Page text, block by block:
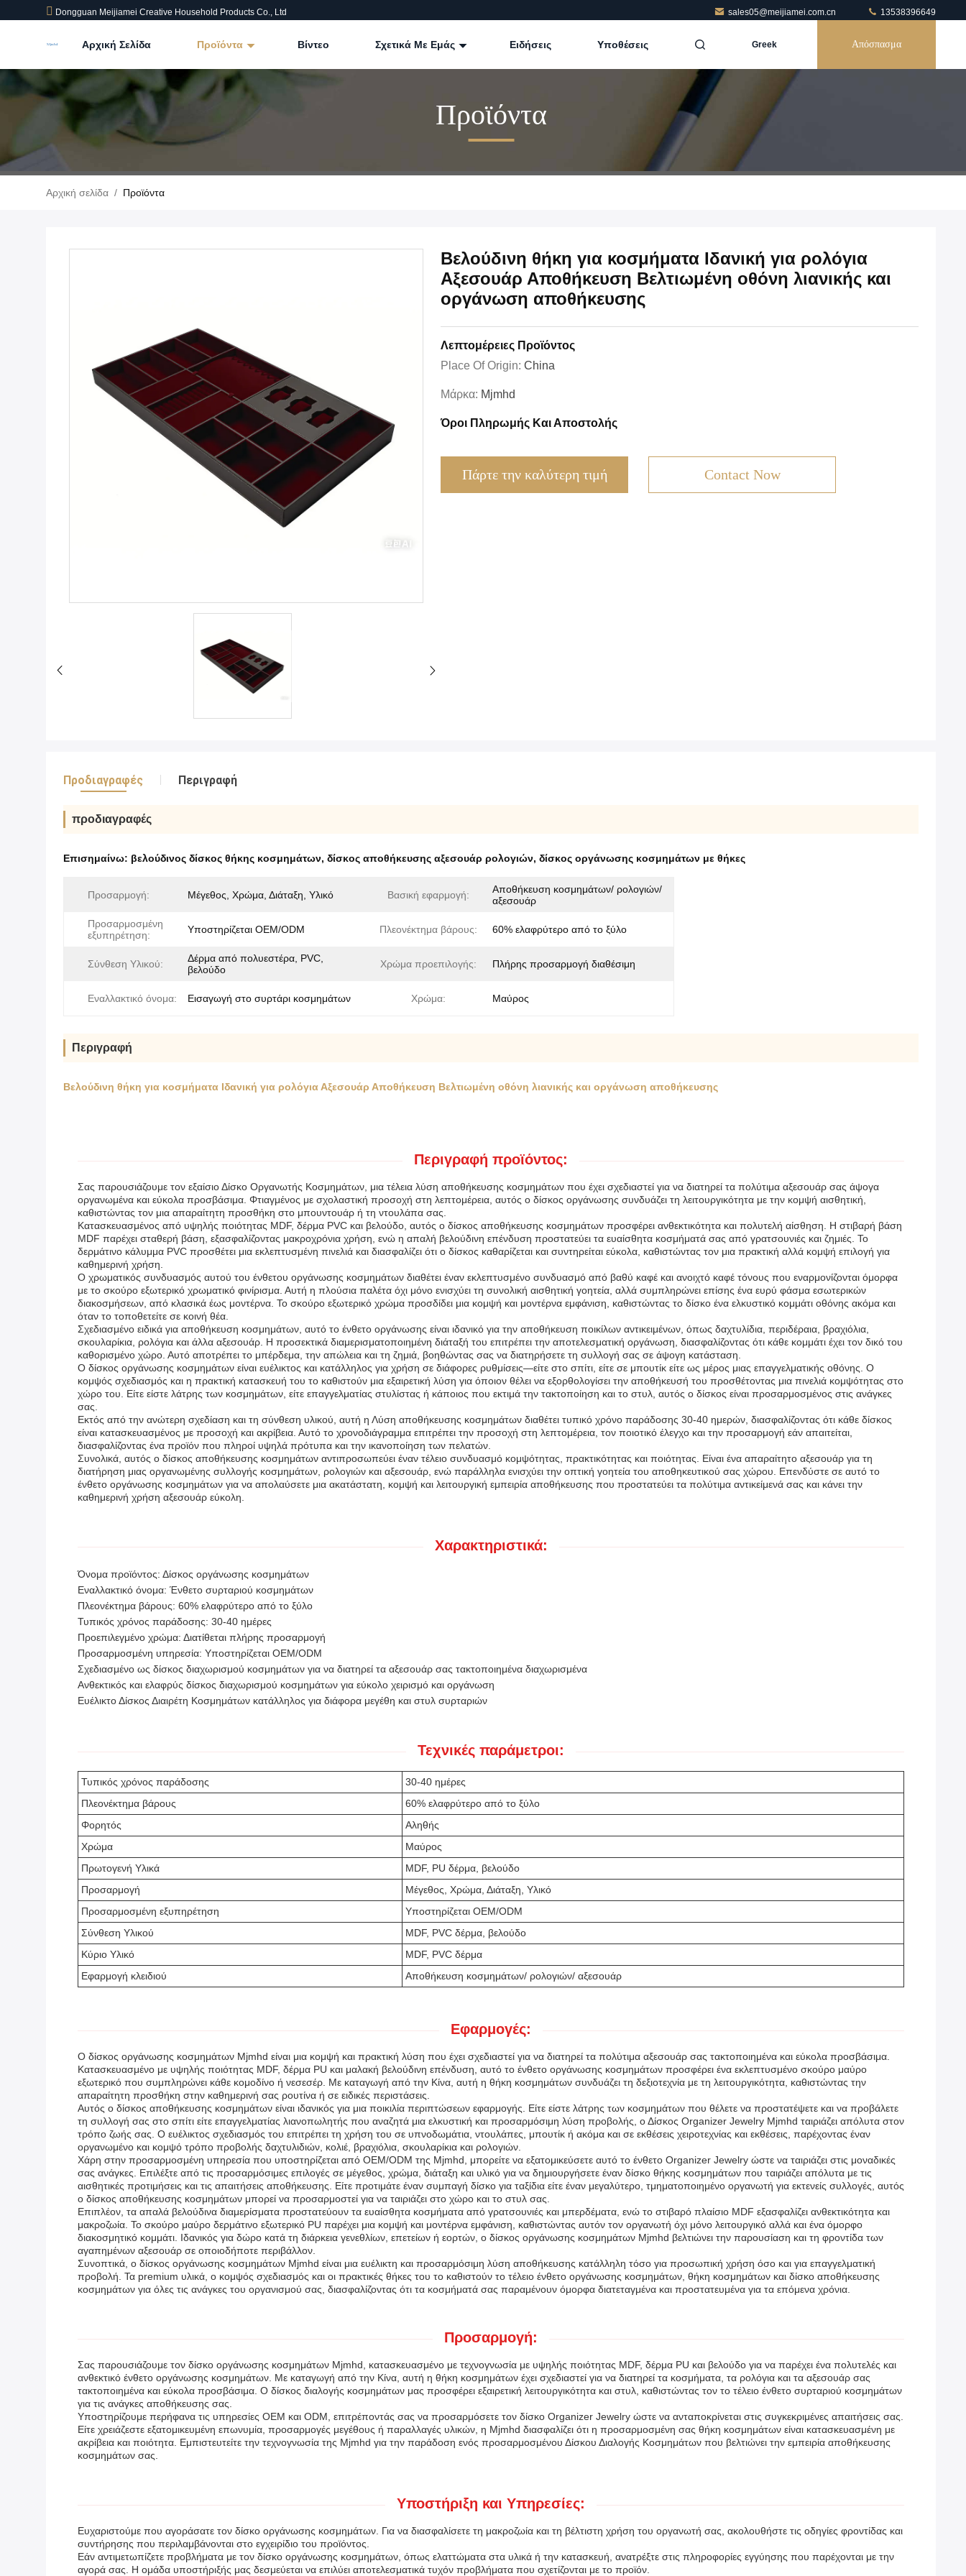
Dongguan Meijiamei Creative Household Products Co., Ltd sales05@meijiamei.com.cn 13538396649
Αρχική Σελίδα Προϊόντα Βίντεο Σχετικά Με Εμάς Ειδήσεις Υποθέσεις Greek Απόσπασμα
Προϊόντα
Αρχική σελίδα / Προϊόντα
Βελούδινη θήκη για κοσμήματα Ιδανική για ρολόγια
Αξεσουάρ Αποθήκευση Βελτιωμένη οθόνη λιανικής και
οργάνωση αποθήκευσης
Λεπτομέρειες Προϊόντος
Place Of Origin: China
Μάρκα: Mjmhd
Όροι Πληρωμής Και Αποστολής
Πάρτε την καλύτερη τιμή Contact Now
Προδιαγραφές Περιγραφή
προδιαγραφές
Επισημαίνω: βελούδινος δίσκος θήκης κοσμημάτων, δίσκος αποθήκευσης αξεσουάρ ρολογιών, δίσκος οργάνωσης κοσμημάτων με θήκες
Προσαρμογή: Μέγεθος, Χρώμα, Διάταξη, Υλικό Βασική εφαρμογή:
Αποθήκευση κοσμημάτων/ ρολογιών/
αξεσουάρ
Προσαρμοσμένη
εξυπηρέτηση:
Υποστηρίζεται OEM/ODM Πλεονέκτημα βάρους: 60% ελαφρύτερο από το ξύλο
Σύνθεση Υλικού:
Δέρμα από πολυεστέρα, PVC,
βελούδο
Χρώμα προεπιλογής: Πλήρης προσαρμογή διαθέσιμη
Εναλλακτικό όνομα: Εισαγωγή στο συρτάρι κοσμημάτων Χρώμα: Μαύρος
Περιγραφή
Βελούδινη θήκη για κοσμήματα Ιδανική για ρολόγια Αξεσουάρ Αποθήκευση Βελτιωμένη οθόνη λιανικής και οργάνωση αποθήκευσης
Περιγραφή προϊόντος:
Σας παρουσιάζουμε τον εξαίσιο Δίσκο Οργανωτής Κοσμημάτων, μια τέλεια λύση αποθήκευσης κοσμημάτων που έχει σχεδιαστεί για να διατηρεί τα πολύτιμα αξεσουάρ σας άψογα
οργανωμένα και εύκολα προσβάσιμα. Φτιαγμένος με σχολαστική προσοχή στη λεπτομέρεια, αυτός ο δίσκος οργάνωσης συνδυάζει τη λειτουργικότητα με την κομψή αισθητική,
καθιστώντας τον μια απαραίτητη προσθήκη στο μπουντουάρ ή τη ντουλάπα σας.
Κατασκευασμένος από υψηλής ποιότητας MDF, δέρμα PVC και βελούδο, αυτός ο δίσκος αποθήκευσης κοσμημάτων προσφέρει ανθεκτικότητα και πολυτελή αίσθηση. Η στιβαρή βάση
MDF παρέχει σταθερή βάση, εξασφαλίζοντας μακροχρόνια χρήση, ενώ η απαλή βελούδινη επένδυση προστατεύει τα ευαίσθητα κοσμήματά σας από γρατσουνιές και ζημιές. Το
δερμάτινο κάλυμμα PVC προσθέτει μια εκλεπτυσμένη πινελιά και διασφαλίζει ότι ο δίσκος καθαρίζεται και συντηρείται εύκολα, καθιστώντας τον μια πρακτική αλλά κομψή επιλογή για
καθημερινή χρήση.
Ο χρωματικός συνδυασμός αυτού του ένθετου οργάνωσης κοσμημάτων διαθέτει έναν εκλεπτυσμένο συνδυασμό από βαθύ καφέ και ανοιχτό καφέ τόνους που εναρμονίζονται όμορφα
με το σκούρο εξωτερικό χρωματικό φινίρισμα. Αυτή η πλούσια παλέτα όχι μόνο ενισχύει τη συνολική αισθητική γοητεία, αλλά συμπληρώνει επίσης ένα ευρύ φάσμα εσωτερικών
διακοσμήσεων, από κλασικά έως μοντέρνα. Το σκούρο εξωτερικό χρώμα προσδίδει μια κομψή και μοντέρνα εμφάνιση, καθιστώντας το δίσκο ένα ελκυστικό κομμάτι οθόνης ακόμα και
όταν το τοποθετείτε σε κοινή θέα.
Σχεδιασμένο ειδικά για αποθήκευση κοσμημάτων, αυτό το ένθετο οργάνωσης είναι ιδανικό για την αποθήκευση ποικίλων αντικειμένων, όπως δαχτυλίδια, περιδέραια, βραχιόλια,
σκουλαρίκια, ρολόγια και άλλα αξεσουάρ. Η προσεκτικά διαμερισματοποιημένη διάταξή του επιτρέπει την αποτελεσματική οργάνωση, διασφαλίζοντας ότι κάθε κομμάτι έχει τον δικό του
καθορισμένο χώρο. Αυτό αποτρέπει το μπέρδεμα, την απώλεια και τη ζημιά, βοηθώντας σας να διατηρήσετε τη συλλογή σας σε άψογη κατάσταση.
Ο δίσκος οργάνωσης κοσμημάτων είναι ευέλικτος και κατάλληλος για χρήση σε διάφορες ρυθμίσεις—είτε στο σπίτι, είτε σε μπουτίκ είτε ως μέρος μιας επαγγελματικής οθόνης. Ο
κομψός σχεδιασμός και η πρακτική κατασκευή του το καθιστούν μια εξαιρετική λύση για όποιον θέλει να εξορθολογίσει την αποθήκευσή του προσθέτοντας μια πινελιά κομψότητας στο
χώρο του. Είτε είστε λάτρης των κοσμημάτων, είτε επαγγελματίας στυλίστας ή κάποιος που εκτιμά την τακτοποίηση και το στυλ, αυτός ο δίσκος είναι προσαρμοσμένος στις ανάγκες
σας.
Εκτός από την ανώτερη σχεδίαση και τη σύνθεση υλικού, αυτή η Λύση αποθήκευσης κοσμημάτων διαθέτει τυπικό χρόνο παράδοσης 30-40 ημερών, διασφαλίζοντας ότι κάθε δίσκος
είναι κατασκευασμένος με προσοχή και ακρίβεια. Αυτό το χρονοδιάγραμμα επιτρέπει την προσοχή στη λεπτομέρεια, τον ποιοτικό έλεγχο και την προσαρμογή εάν απαιτείται,
διασφαλίζοντας ένα προϊόν που πληροί υψηλά πρότυπα και την ικανοποίηση των πελατών.
Συνολικά, αυτός ο δίσκος αποθήκευσης κοσμημάτων αντιπροσωπεύει έναν τέλειο συνδυασμό κομψότητας, πρακτικότητας και ποιότητας. Είναι ένα απαραίτητο αξεσουάρ για τη
διατήρηση μιας οργανωμένης συλλογής κοσμημάτων, ρολογιών και αξεσουάρ, ενώ παράλληλα ενισχύει την οπτική γοητεία του αποθηκευτικού σας χώρου. Επενδύστε σε αυτό το
ένθετο οργάνωσης κοσμημάτων για να απολαύσετε μια ακατάστατη, κομψή και λειτουργική εμπειρία αποθήκευσης που προστατεύει τα πολύτιμα αντικείμενά σας και κάνει την
καθημερινή χρήση αξεσουάρ εύκολη.
Χαρακτηριστικά:
Όνομα προϊόντος: Δίσκος οργάνωσης κοσμημάτων
Εναλλακτικό όνομα: Ένθετο συρταριού κοσμημάτων
Πλεονέκτημα βάρους: 60% ελαφρύτερο από το ξύλο
Τυπικός χρόνος παράδοσης: 30-40 ημέρες
Προεπιλεγμένο χρώμα: Διατίθεται πλήρης προσαρμογή
Προσαρμοσμένη υπηρεσία: Υποστηρίζεται OEM/ODM
Σχεδιασμένο ως δίσκος διαχωρισμού κοσμημάτων για να διατηρεί τα αξεσουάρ σας τακτοποιημένα διαχωρισμένα
Ανθεκτικός και ελαφρύς δίσκος διαχωρισμού κοσμημάτων για εύκολο χειρισμό και οργάνωση
Ευέλικτο Δίσκος Διαιρέτη Κοσμημάτων κατάλληλος για διάφορα μεγέθη και στυλ συρταριών
Τεχνικές παράμετροι:
Τυπικός χρόνος παράδοσης
30-40 ημέρες
Πλεονέκτημα βάρους
60% ελαφρύτερο από το ξύλο
Φορητός
Αληθής
Χρώμα
Μαύρος
Πρωτογενή Υλικά
MDF, PU δέρμα, βελούδο
Προσαρμογή
Μέγεθος, Χρώμα, Διάταξη, Υλικό
Προσαρμοσμένη εξυπηρέτηση
Υποστηρίζεται OEM/ODM
Σύνθεση Υλικού
MDF, PVC δέρμα, βελούδο
Κύριο Υλικό
MDF, PVC δέρμα
Εφαρμογή κλειδιού
Αποθήκευση κοσμημάτων/ ρολογιών/ αξεσουάρ
Εφαρμογές:
Ο δίσκος οργάνωσης κοσμημάτων Mjmhd είναι μια κομψή και πρακτική λύση που έχει σχεδιαστεί για να διατηρεί τα πολύτιμα αξεσουάρ σας τακτοποιημένα και εύκολα προσβάσιμα.
Κατασκευασμένο με υψηλής ποιότητας MDF, δέρμα PU και μαλακή βελούδινη επένδυση, αυτό το ένθετο οργάνωσης κοσμημάτων προσφέρει ένα εκλεπτυσμένο σκούρο μαύρο
εξωτερικό που συμπληρώνει κάθε κομοδίνο ή νεσεσέρ. Με καταγωγή από την Κίνα, αυτή η θήκη κοσμημάτων συνδυάζει τη δεξιοτεχνία με τη λειτουργικότητα, καθιστώντας την
απαραίτητη προσθήκη στην καθημερινή σας ρουτίνα ή σε ειδικές περιστάσεις.
Αυτός ο δίσκος αποθήκευσης κοσμημάτων είναι ιδανικός για μια ποικιλία περιπτώσεων εφαρμογής. Είτε είστε λάτρης των κοσμημάτων που θέλετε να προστατέψετε και να προβάλετε
τη συλλογή σας στο σπίτι είτε επαγγελματίας λιανοπωλητής που αναζητά μια ελκυστική και προσαρμόσιμη λύση προβολής, ο Δίσκος Organizer Jewelry Mjmhd ταιριάζει απόλυτα στον
τρόπο ζωής σας. Ο ευέλικτος σχεδιασμός του επιτρέπει τη χρήση του σε υπνοδωμάτια, ντουλάπες, μπουτίκ ή ακόμα και σε εκθέσεις χειροτεχνίας και εκθέσεις, παρέχοντας έναν
οργανωμένο και κομψό τρόπο προβολής δαχτυλιδιών, κολιέ, βραχιόλια, σκουλαρίκια και ρολογιών.
Χάρη στην προσαρμοσμένη υπηρεσία που υποστηρίζεται από OEM/ODM της Mjmhd, μπορείτε να εξατομικεύσετε αυτό το ένθετο Organizer Jewelry ώστε να ταιριάζει στις μοναδικές
σας ανάγκες. Επιλέξτε από τις προσαρμόσιμες επιλογές σε μέγεθος, χρώμα, διάταξη και υλικό για να δημιουργήσετε έναν δίσκο θήκης κοσμημάτων που ταιριάζει απόλυτα με τις
αισθητικές προτιμήσεις και τις απαιτήσεις αποθήκευσης. Είτε προτιμάτε έναν συμπαγή δίσκο για ταξίδια είτε έναν μεγαλύτερο, τμηματοποιημένο οργανωτή για εκτενείς συλλογές, αυτός
ο δίσκος αποθήκευσης κοσμημάτων μπορεί να προσαρμοστεί για να ταιριάζει στο χώρο και το στυλ σας.
Επιπλέον, τα απαλά βελούδινα διαμερίσματα προστατεύουν τα ευαίσθητα κοσμήματα από γρατσουνιές και μπερδέματα, ενώ το στιβαρό πλαίσιο MDF εξασφαλίζει ανθεκτικότητα και
μακροζωία. Το σκούρο μαύρο δερμάτινο εξωτερικό PU παρέχει μια κομψή και μοντέρνα εμφάνιση, καθιστώντας αυτόν τον οργανωτή όχι μόνο λειτουργικό αλλά και ένα όμορφο
διακοσμητικό κομμάτι. Ιδανικός για δώρο κατά τη διάρκεια γενεθλίων, επετείων ή εορτών, ο δίσκος οργάνωσης κοσμημάτων Mjmhd βελτιώνει την παρουσίαση και τη φροντίδα των
αγαπημένων αξεσουάρ σε οποιοδήποτε περιβάλλον.
Συνοπτικά, ο δίσκος οργάνωσης κοσμημάτων Mjmhd είναι μια ευέλικτη και προσαρμόσιμη λύση αποθήκευσης κατάλληλη τόσο για προσωπική χρήση όσο και για επαγγελματική
προβολή. Τα premium υλικά, ο κομψός σχεδιασμός και οι πρακτικές θήκες του το καθιστούν το τέλειο ένθετο οργάνωσης κοσμημάτων, θήκη κοσμημάτων και δίσκο αποθήκευσης
κοσμημάτων για όλες τις ανάγκες του οργανισμού σας, διασφαλίζοντας ότι τα κοσμήματά σας παραμένουν όμορφα διατεταγμένα και προστατευμένα για τα επόμενα χρόνια.
Προσαρμογή:
Σας παρουσιάζουμε τον δίσκο οργάνωσης κοσμημάτων Mjmhd, κατασκευασμένο με τεχνογνωσία με υψηλής ποιότητας MDF, δέρμα PU και βελούδο για να παρέχει ένα πολυτελές και
ανθεκτικό ένθετο οργάνωσης κοσμημάτων. Με καταγωγή από την Κίνα, αυτή η θήκη κοσμημάτων έχει σχεδιαστεί για να διατηρεί τα κοσμήματα, τα ρολόγια και τα αξεσουάρ σας
τακτοποιημένα και εύκολα προσβάσιμα. Ο δίσκος διαλογής κοσμημάτων μας προσφέρει εξαιρετική λειτουργικότητα και στυλ, καθιστώντας τον το τέλειο ένθετο συρταριού κοσμημάτων
για τις ανάγκες αποθήκευσης σας.
Υποστηρίζουμε περήφανα τις υπηρεσίες OEM και ODM, επιτρέποντάς σας να προσαρμόσετε τον δίσκο Organizer Jewelry ώστε να ανταποκρίνεται στις συγκεκριμένες απαιτήσεις σας.
Είτε χρειάζεστε εξατομικευμένη επωνυμία, προσαρμογές μεγέθους ή παραλλαγές υλικών, η Mjmhd διασφαλίζει ότι η προσαρμοσμένη σας θήκη κοσμημάτων είναι κατασκευασμένη με
ακρίβεια και ποιότητα. Εμπιστευτείτε την τεχνογνωσία της Mjmhd για την παράδοση ενός προσαρμοσμένου Δίσκου Διαλογής Κοσμημάτων που βελτιώνει την εμπειρία αποθήκευσης
κοσμημάτων σας.
Υποστήριξη και Υπηρεσίες:
Ευχαριστούμε που αγοράσατε τον δίσκο οργάνωσης κοσμημάτων. Για να διασφαλίσετε τη μακροζωία και τη βέλτιστη χρήση του οργανωτή σας, ακολουθήστε τις οδηγίες φροντίδας και
συντήρησης που περιλαμβάνονται στο εγχειρίδιο του προϊόντος.
Εάν αντιμετωπίζετε προβλήματα με τον δίσκο οργάνωσης κοσμημάτων, όπως ελαττώματα στα υλικά ή την κατασκευή, ανατρέξτε στις πληροφορίες εγγύησης που παρέχονται με την
αγορά σας. Η ομάδα υποστήριξής μας δεσμεύεται να επιλύει αποτελεσματικά τυχόν προβλήματα που σχετίζονται με το προϊόν.